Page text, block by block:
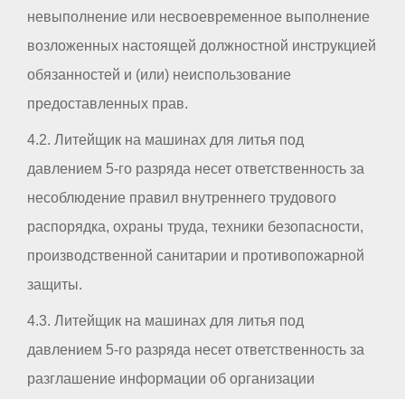
невыполнение или несвоевременное выполнение
возложенных настоящей должностной инструкцией
обязанностей и (или) неиспользование
предоставленных прав.
4.2. Литейщик на машинах для литья под
давлением 5-го разряда несет ответственность за
несоблюдение правил внутреннего трудового
распорядка, охраны труда, техники безопасности,
производственной санитарии и противопожарной
защиты.
4.3. Литейщик на машинах для литья под
давлением 5-го разряда несет ответственность за
разглашение информации об организации